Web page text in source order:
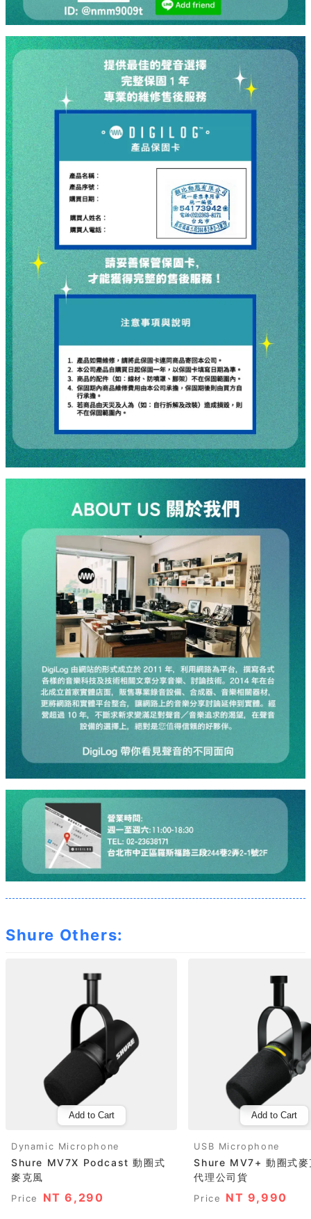
Shure Others:
Add to Cart
Dynamic Microphone
Shure MV7X Podcast 動圈式
麥克風
Price NT 6,290
Add to Cart
USB Microphone
Shure MV7+ 動圈式麥
代理公司貨
Price NT 9,990